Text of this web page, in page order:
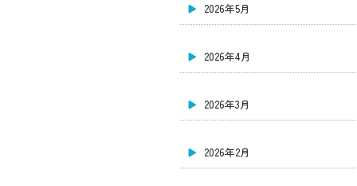
2026年5月
2026年4月
2026年3月
2026年2月